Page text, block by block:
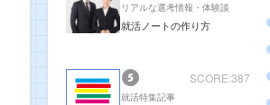
リアルな選考情報・体験談
就活ノートの作り方
SCORE:387
就活特集記事